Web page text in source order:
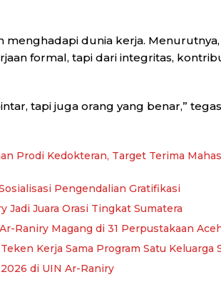
dunia kerja.
formal, tapi dari integritas,
tapi juga orang yang benar,”
Prodi Kedokteran, Target Terima
Pengendalian Gratifikasi
Jadi Juara Orasi Tingkat Sumatera
Raniry Magang di 31 Perpustakaan
Kerja Sama Program Satu Keluarga
di UIN Ar-Raniry